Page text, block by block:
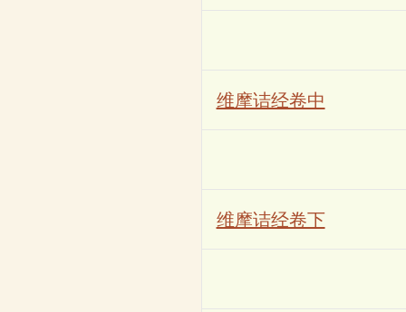
维摩诘经卷中
维摩诘经卷下